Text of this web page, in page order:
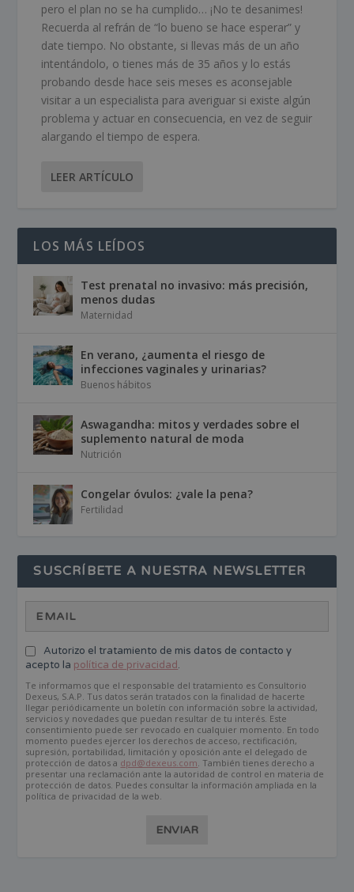
pero el plan no se ha cumplido… ¡No te desanimes!
Recuerda al refrán de “lo bueno se hace esperar” y
date tiempo. No obstante, si llevas más de un año
intentándolo, o tienes más de 35 años y lo estás
probando desde hace seis meses es aconsejable
visitar a un especialista para averiguar si existe algún
problema y actuar en consecuencia, en vez de seguir
alargando el tiempo de espera.
LEER ARTÍCULO
LOS MÁS LEÍDOS
Test prenatal no invasivo: más precisión,
menos dudas
Maternidad
En verano, ¿aumenta el riesgo de
infecciones vaginales y urinarias?
Buenos hábitos
Aswagandha: mitos y verdades sobre el
suplemento natural de moda
Nutrición
Congelar óvulos: ¿vale la pena?
Fertilidad
SUSCRÍBETE A NUESTRA NEWSLETTER
Autorizo el tratamiento de mis datos de contacto y
acepto la política de privacidad.
Te informamos que el responsable del tratamiento es Consultorio
Dexeus, S.A.P. Tus datos serán tratados con la finalidad de hacerte
llegar periódicamente un boletín con información sobre la actividad,
servicios y novedades que puedan resultar de tu interés. Este
consentimiento puede ser revocado en cualquier momento. En todo
momento puedes ejercer los derechos de acceso, rectificación,
supresión, portabilidad, limitación y oposición ante el delegado de
protección de datos a dpd@dexeus.com . También tienes derecho a
presentar una reclamación ante la autoridad de control en materia de
protección de datos. Puedes consultar la información ampliada en la
política de privacidad de la web.
ENVIAR